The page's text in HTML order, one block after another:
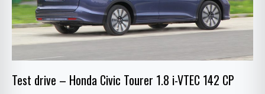
Test drive – Honda Civic Tourer 1.8 i-VTEC 142 CP
i-
VTEC
142